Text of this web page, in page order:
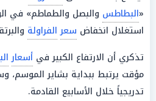
«البطاطس والبصل والطماطم» في
استغلال انخفاض سعر الفراولة
تذكري أن الارتفاع الكبير في أسعار
مؤقت يرتبط ببداية بشاير الموسم،
تدريجياً خلال الأسابيع القادمة.